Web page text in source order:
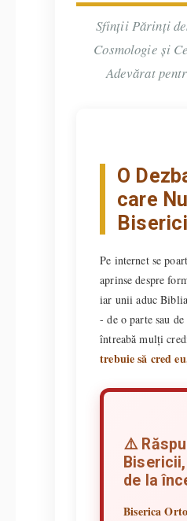
Sfinții Părinți
Cosmologie și
Adevărat
O
care
Pe internet se
aprinse despre
iar unii aduc
- de o parte sau
întreabă mulți
trebuie să cred
⚠️
de la
Biserica